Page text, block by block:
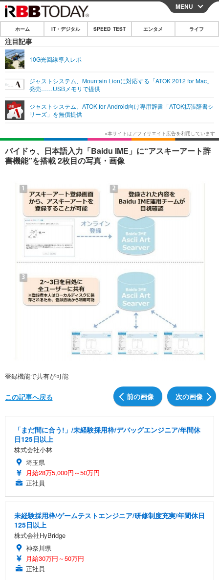
CLOSE
ホーム
IT・デジタル
ネタ
ショッピング その他
エンタメTOP
韓国・芸能
音楽 スポーツ
ショッピング その他
ライフ
ライフTOP グルメ
ペット ショッピング
リリース一覧
プッシュ通知の停止方法
MENU
ホーム IT・デジタル SPEED TEST エンタメ ライフ
注目記事
10G光回線導入レポ
ジャストシステム、Mountain Lionに対応する「ATOK 2012 for Mac」
発売……USBメモリで提供
ジャストシステム、ATOK for Android向け専用辞書「ATOK拡張辞書シ
リーズ」を無償提供
バイドゥ、日本語入力「Baidu IME」に“アスキーアート辞
書機能”を搭載 2枚目の写真・画像
登録機能で共有が可能
前の画像 次の画像
この記事へ戻る
「まだ間に合う!」/未経験採用枠/デバッグエンジニア/年間休
日125日以上
株式会社小林
埼玉県
月給28万5,000円～50万円
正社員
未経験採用枠/ゲームテストエンジニア/研修制度充実/年間休日
125日以上
株式会社HyBridge
神奈川県
月給30万円～50万円
正社員